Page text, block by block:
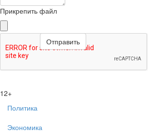
Прикрепить файл
12+
Политика
Экономика